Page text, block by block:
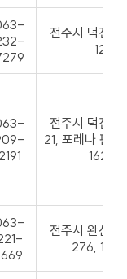
전주시 덕진구
120
2191
전주시 덕진구
21, 포레나 판매
162호
전주시 완산구
276,